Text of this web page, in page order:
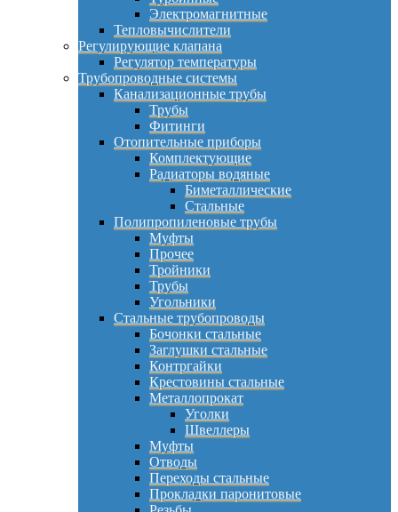
Электромагнитные
Тепловычислители
Регулирующие клапана
Регулятор температуры
Трубопроводные системы
Канализационные трубы
Трубы
Фитинги
Отопительные приборы
Комплектующие
Радиаторы водяные
Биметаллические
Стальные
Полипропиленовые трубы
Муфты
Прочее
Тройники
Трубы
Угольники
Стальные трубопроводы
Бочонки стальные
Заглушки стальные
Контргайки
Крестовины стальные
Металлопрокат
Уголки
Швеллеры
Муфты
Отводы
Переходы стальные
Прокладки паронитовые